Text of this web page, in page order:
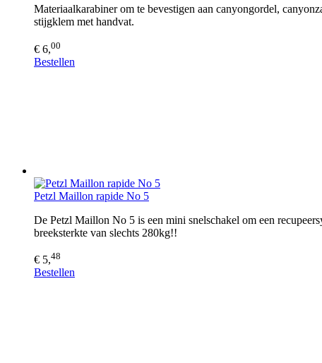
Materiaalkarabiner om te bevestigen aan canyongordel,
stijgklem met handvat.
€ 6,00
Bestellen
Petzl Maillon rapide No 5
De Petzl Maillon No 5 is een mini snelschakel om een
breeksterkte van slechts 280kg!!
€ 5,48
Bestellen